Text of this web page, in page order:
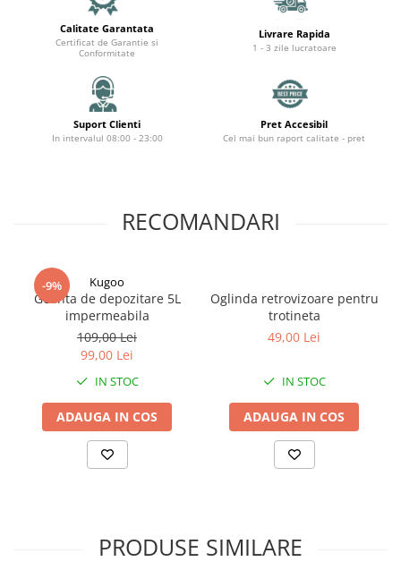
Calitate Garantata
Certificat de Garantie si
Conformitate
Livrare Rapida
1 - 3 zile lucratoare
Suport Clienti
In intervalul 08:00 - 23:00
Pret Accesibil
Cel mai bun raport calitate - pret
RECOMANDARI
-9% Kugoo
Geanta de depozitare 5L
impermeabila
109,00 Lei
99,00 Lei
IN STOC
ADAUGA IN COS
Oglinda retrovizoare pentru
trotineta
49,00 Lei
IN STOC
ADAUGA IN COS
PRODUSE SIMILARE